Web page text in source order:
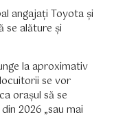
angajați Toyota și
se alăture și
la aproximativ
se vor
orașul să se
2026 „sau mai